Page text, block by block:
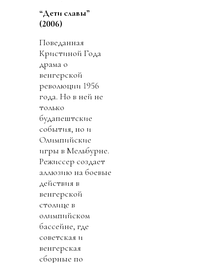
“Дети славы”
(2006)
Поведанная
Кристиной Года
драма о
венгерской
революции 1956
года. Но в ней не
только
будапештские
события, но и
Олимпийские
игры в Мельбурне.
Режиссер создает
аллюзию на боевые
действия в
венгерской
столице в
олимпийском
бассейне, где
советская и
венгерская
сборные по